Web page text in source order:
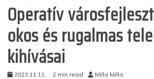
Operatív
okos és rugalmas
kihívásai
2023.11.11. 2 min read Milla Milla